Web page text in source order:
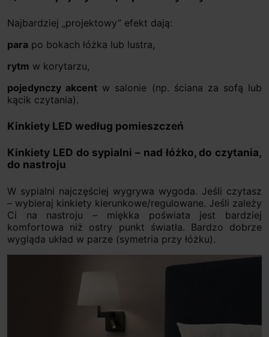
Najbardziej „projektowy” efekt dają:
para po bokach łóżka lub lustra,
rytm w korytarzu,
pojedynczy akcent w salonie (np. ściana za sofą lub
kącik czytania).
Kinkiety LED według pomieszczeń
Kinkiety LED do sypialni – nad łóżko, do czytania,
do nastroju
W sypialni najczęściej wygrywa wygoda. Jeśli czytasz
– wybieraj kinkiety kierunkowe/regulowane. Jeśli zależy
Ci na nastroju – miękka poświata jest bardziej
komfortowa niż ostry punkt światła. Bardzo dobrze
wygląda układ w parze (symetria przy łóżku).